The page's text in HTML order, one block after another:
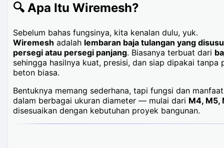
🔍 Apa Itu Wiremesh?
Sebelum bahas fungsinya, kita kenalan dulu, yuk.
Wiremesh adalah lembaran baja tulangan yang
persegi atau persegi panjang. Biasanya terbuat dari
sehingga hasilnya kuat, presisi, dan siap dipakai tanpa
beton biasa.
Bentuknya memang sederhana, tapi fungsi dan
dalam berbagai ukuran diameter — mulai dari M4, M5,
disesuaikan dengan kebutuhan proyek bangunan.